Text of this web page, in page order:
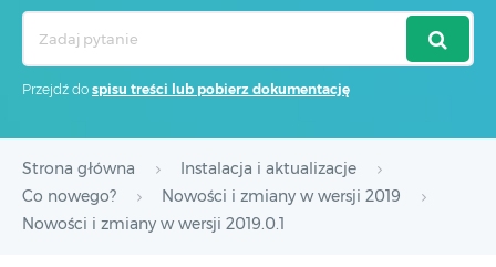
Przejdź do spisu treści lub pobierz dokumentację
Strona główna
Instalacja i aktualizacje
Co nowego?
Nowości i zmiany w wersji 2019
Nowości i zmiany w wersji 2019.0.1